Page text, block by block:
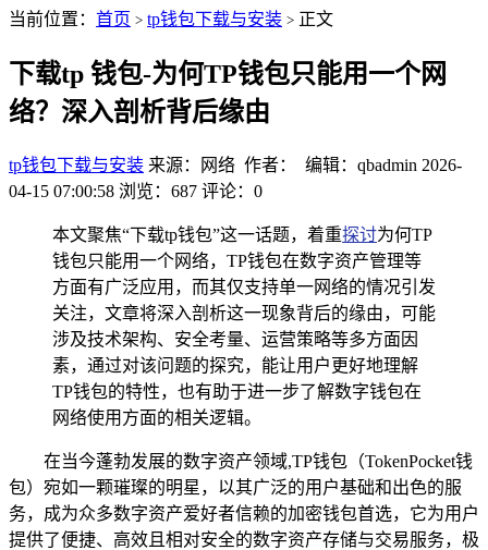
当前位置： 首页 > tp钱包下载与安装 > 正文
下载tp 钱包-为何TP钱包只能用一个网
络？深入剖析背后缘由
tp钱包下载与安装 来源：网络 作者： 编辑：qbadmin 2026-
04-15 07:00:58 浏览：687 评论：0
本文聚焦“下载tp钱包”这一话题，着重探讨为何TP
钱包只能用一个网络，TP钱包在数字资产管理等
方面有广泛应用，而其仅支持单一网络的情况引发
关注，文章将深入剖析这一现象背后的缘由，可能
涉及技术架构、安全考量、运营策略等多方面因
素，通过对该问题的探究，能让用户更好地理解
TP钱包的特性，也有助于进一步了解数字钱包在
网络使用方面的相关逻辑。
在当今蓬勃发展的数字资产领域,TP钱包（TokenPocket钱
包）宛如一颗璀璨的明星，以其广泛的用户基础和出色的服
务，成为众多数字资产爱好者信赖的加密钱包首选，它为用户
提供了便捷、高效且相对安全的数字资产存储与交易服务，极